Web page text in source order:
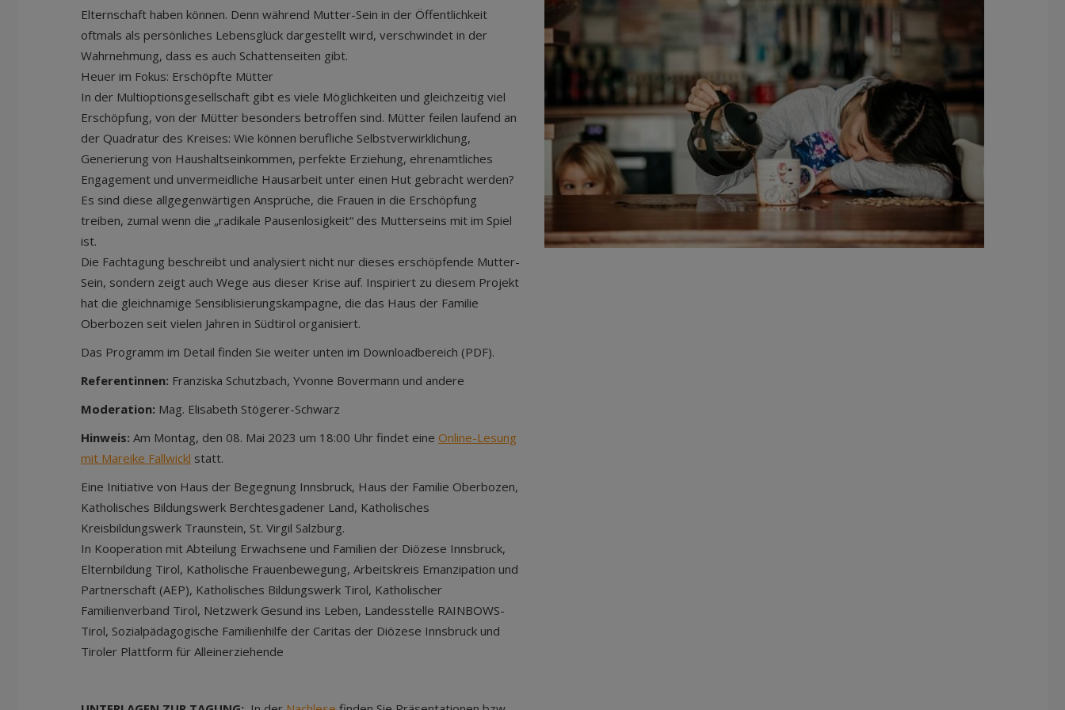
Elternschaft haben können. Denn während Mutter-Sein in der Öffentlichkeit
oftmals als persönliches Lebensglück dargestellt wird, verschwindet in der
Wahrnehmung, dass es auch Schattenseiten gibt.
Heuer im Fokus: Erschöpfte Mütter
In der Multioptionsgesellschaft gibt es viele Möglichkeiten und gleichzeitig viel
Erschöpfung, von der Mütter besonders betroffen sind. Mütter feilen laufend an
der Quadratur des Kreises: Wie können berufliche Selbstverwirklichung,
Generierung von Haushaltseinkommen, perfekte Erziehung, ehrenamtliches
Engagement und unvermeidliche Hausarbeit unter einen Hut gebracht werden?
Es sind diese allgegenwärtigen Ansprüche, die Frauen in die Erschöpfung
treiben, zumal wenn die „radikale Pausenlosigkeit“ des Mutterseins mit im Spiel
ist.
Die Fachtagung beschreibt und analysiert nicht nur dieses erschöpfende Mutter-
Sein, sondern zeigt auch Wege aus dieser Krise auf. Inspiriert zu diesem Projekt
hat die gleichnamige Sensiblisierungskampagne, die das Haus der Familie
Oberbozen seit vielen Jahren in Südtirol organisiert.
Das Programm im Detail finden Sie weiter unten im Downloadbereich (PDF).
Referentinnen: Franziska Schutzbach, Yvonne Bovermann und andere
Moderation: Mag. Elisabeth Stögerer-Schwarz
Hinweis: Am Montag, den 08. Mai 2023 um 18:00 Uhr findet eine Online-Lesung
mit Mareike Fallwickl statt.
Eine Initiative von Haus der Begegnung Innsbruck, Haus der Familie Oberbozen,
Katholisches Bildungswerk Berchtesgadener Land, Katholisches
Kreisbildungswerk Traunstein, St. Virgil Salzburg.
In Kooperation mit Abteilung Erwachsene und Familien der Diözese Innsbruck,
Elternbildung Tirol, Katholische Frauenbewegung, Arbeitskreis Emanzipation und
Partnerschaft (AEP), Katholisches Bildungswerk Tirol, Katholischer
Familienverband Tirol, Netzwerk Gesund ins Leben, Landesstelle RAINBOWS-
Tirol, Sozialpädagogische Familienhilfe der Caritas der Diözese Innsbruck und
Tiroler Plattform für Alleinerziehende